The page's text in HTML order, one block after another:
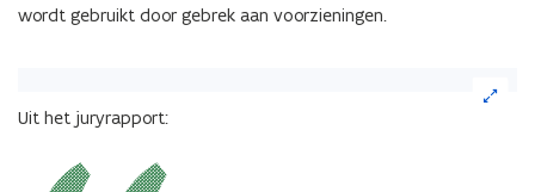
de
wordt gebruikt door gebrek aan voorzieningen.
Uit het juryrapport: